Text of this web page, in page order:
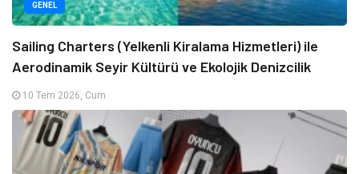
GENEL
Sailing Charters (Yelkenli Kiralama Hizmetleri) ile
Aerodinamik Seyir Kültürü ve Ekolojik Denizcilik
10 Tem 2026, Cum